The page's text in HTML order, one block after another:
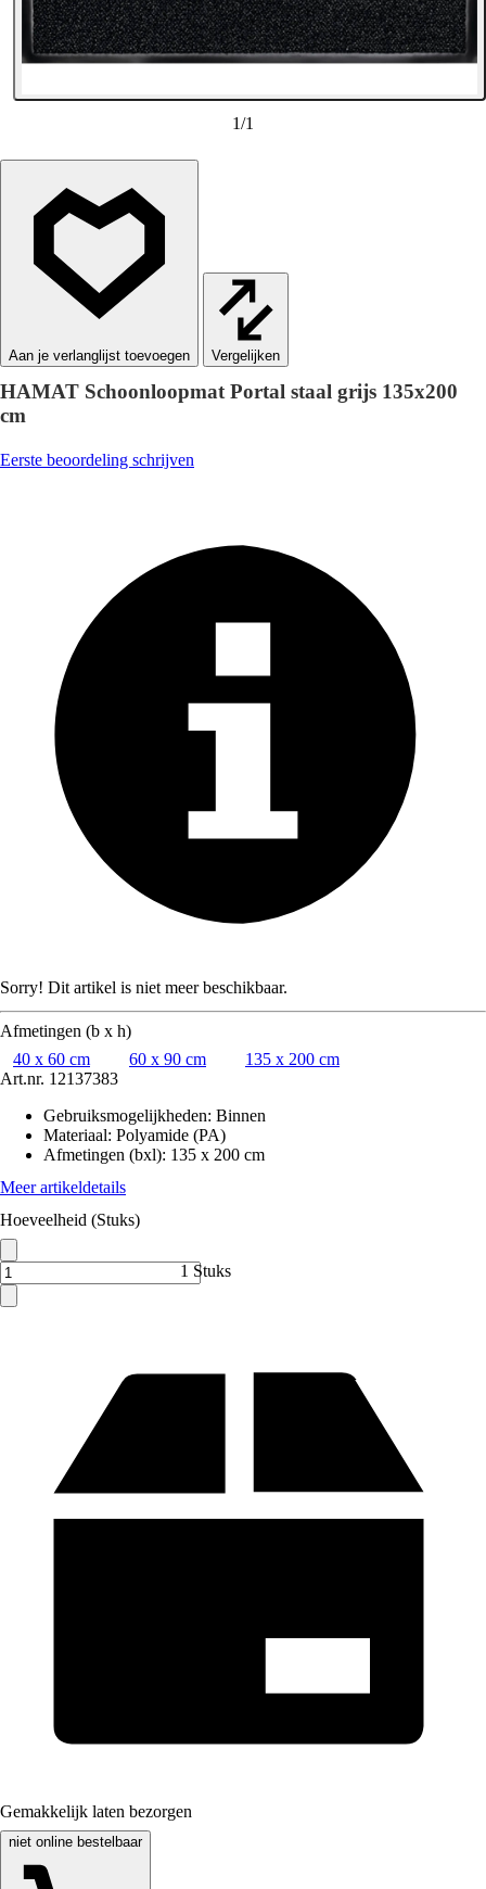
1/1
Vergelijken
HAMAT Schoonloopmat Portal staal grijs 135x200
cm
Eerste beoordeling schrijven
Sorry! Dit artikel is niet meer beschikbaar.
Afmetingen (b x h)
40 x 60 cm
60 x 90 cm
135 x 200 cm
Art.nr. 12137383
Gebruiksmogelijkheden: Binnen
Materiaal: Polyamide (PA)
Afmetingen (bxl): 135 x 200 cm
Meer artikeldetails
Hoeveelheid (Stuks)
1 Stuks
Gemakkelijk laten bezorgen
niet online bestelbaar